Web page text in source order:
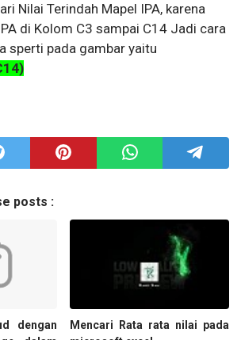
Nilai Terindah Mapel IPA, karena
di Kolom C3 sampai C14 Jadi cara
sperti pada gambar yaitu
posts :
dengan
Mencari Rata rata nilai pada